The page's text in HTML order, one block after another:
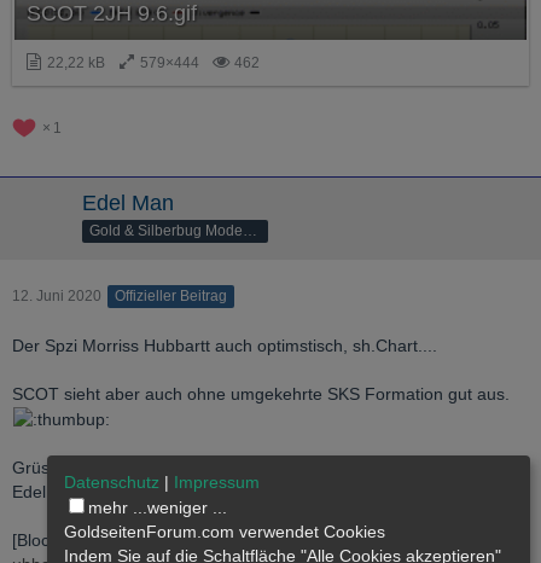
SCOT 2JH 9.6.gif
22,22 kB 579×444 462
1
Edel Man
Gold & Silberbug Moderator
12. Juni 2020 Offizieller Beitrag
Der Spzi Morriss Hubbartt auch optimstisch, sh.Chart....
SCOT sieht aber auch ohne umgekehrte SKS Formation gut aus.
Grüsse
Edel
[Blockierte Grafik: http://www.321gold.com/editori…
Datenschutz | Impressum
mehr ... weniger ...
GoldseitenForum.com verwendet Cookies
Indem Sie auf die Schaltfläche "Alle Cookies akzeptieren"